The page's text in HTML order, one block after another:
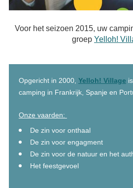
Voor het seizoen 2015, uw
groep Yelloh!
Opgericht in 2000, Yelloh! Village
camping in Frankrijk, Spanje en
Onze vaarden:
De zin voor onthaal
De zin voor engagment
De zin voor de natuur en het
Het feestgevoel